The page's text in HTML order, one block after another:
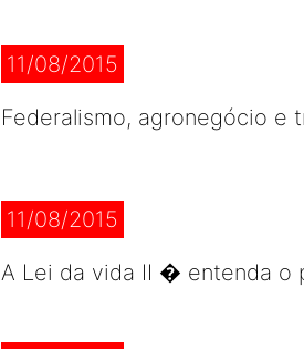
11/08/2015
Federalismo, agronegócio e
11/08/2015
A Lei da vida II � entenda o